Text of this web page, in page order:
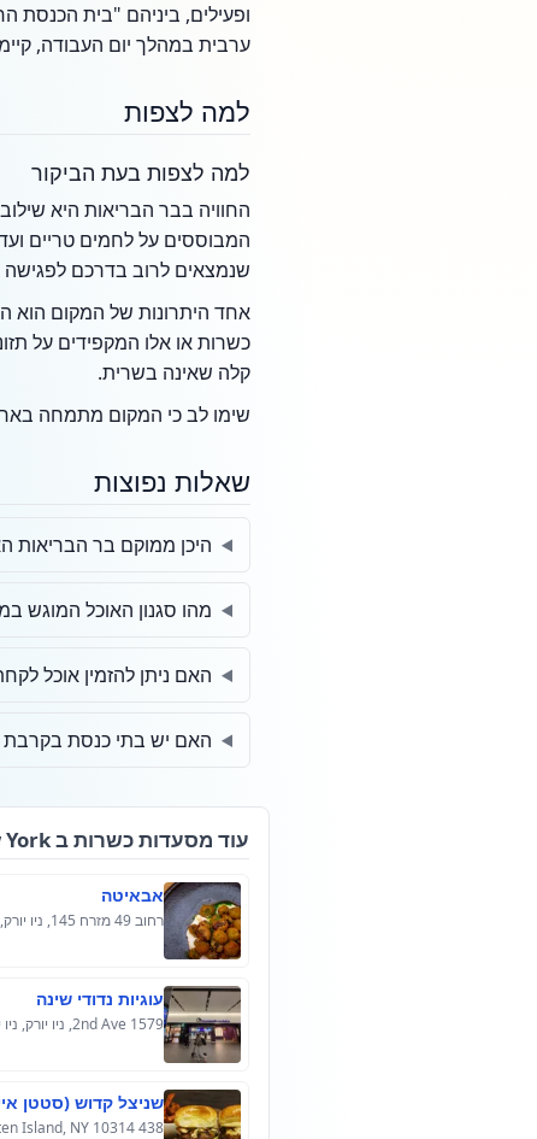
ופעילים, ביניהם "בית הכנסת
ערבית במהלך יום העבודה,
למה לצפות
למה לצפות בעת הביקור
החוויה בבר הבריאות היא
המבוססים על לחמים טריים
שנמצאים לרוב בדרכם לפגישה
כשרות או אלו המקפידים על
קלה שאינה בשרית.
שימו לב כי המקום מתמחה
שאלות נפוצות
היכן ממוקם בר הבריאות
מהו סגנון האוכל המוגש
האם ניתן להזמין אוכל
האם יש בתי כנסת בקרבת
עוד מסעדות כשרות ב New York
אבאיטה
רחוב 49 מזרח 145, ניו יורק, ניו יורק, ארה"ב
עוגיות נדודי שינה
1579 2nd Ave, ניו יורק, ניו יורק 10028, ארה"ב
שניצל קדוש (סטטן
438 Nome Ave, Staten Island, NY 10314, ארה"ב